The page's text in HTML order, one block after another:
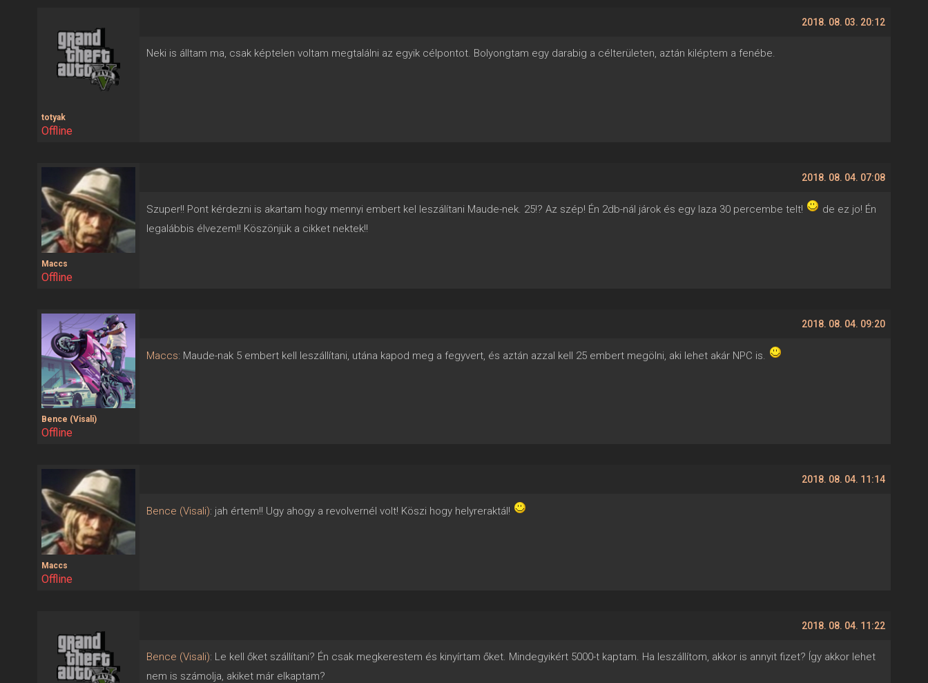
totyak
Offline
2018. 08. 03. 20:12
Neki is álltam ma, csak képtelen voltam megtalálni az egyik célpontot. Bolyongtam egy darabig a célterületen, aztán kiléptem a fenébe.
Maccs
Offline
2018. 08. 04. 07:08
Szuper!! Pont kérdezni is akartam hogy mennyi embert kel leszálítani Maude-nek. 25!? Az szép! Én 2db-nál járok és egy laza 30 percembe telt!
de ez jo! Én
legalábbis élvezem!! Köszönjük a cikket nektek!!
Bence (Visali)
Offline
2018. 08. 04. 09:20
Maccs: Maude-nak 5 embert kell leszállítani, utána kapod meg a fegyvert, és aztán azzal kell 25 embert megölni, aki lehet akár NPC is.
Maccs
Offline
2018. 08. 04. 11:14
Bence (Visali): jah értem!! Ugy ahogy a revolvernél volt! Köszi hogy helyreraktál!
2018. 08. 04. 11:22
Bence (Visali): Le kell őket szállítani? Én csak megkerestem és kinyírtam őket. Mindegyikért 5000-t kaptam. Ha leszállítom, akkor is annyit fizet? Így akkor lehet
nem is számolja, akiket már elkaptam?